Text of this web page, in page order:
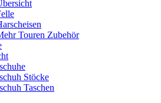
Touren Zubehör
Stöcke
Taschen